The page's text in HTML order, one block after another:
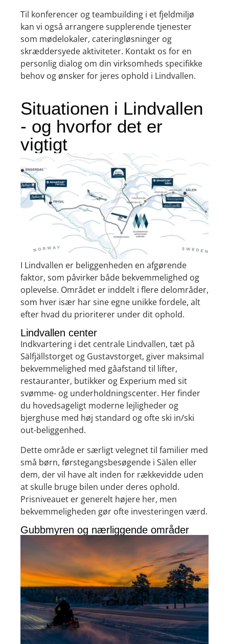
Til konferencer og teambuilding i et fjeldmiljø
kan vi også arrangere supplerende tjenester
som mødelokaler, cateringløsninger og
skræddersyede aktiviteter. Kontakt os for en
personlig dialog om din virksomheds specifikke
behov og ønsker for jeres ophold i Lindvallen.
Situationen i Lindvallen
- og hvorfor det er
vigtigt
I Lindvallen er beliggenheden en afgørende
faktor, som påvirker både bekvemmelighed og
oplevelse. Området er inddelt i flere delområder,
som hver især har sine egne unikke fordele, alt
efter hvad du prioriterer under dit ophold.
Lindvallen center
Indkvartering i det centrale Lindvallen, tæt på
Sälfjällstorget og Gustavstorget, giver maksimal
bekvemmelighed med gåafstand til lifter,
restauranter, butikker og Experium med sit
svømme- og underholdningscenter. Her finder
du hovedsageligt moderne lejligheder og
bjerghuse med høj standard og ofte ski in/ski
out-beliggenhed.
Dette område er særligt velegnet til familier med
små børn, førstegangsbesøgende i Sälen eller
dem, der vil have alt inden for rækkevidde uden
at skulle bruge bilen under deres ophold.
Prisniveauet er generelt højere her, men
bekvemmeligheden gør ofte investeringen værd.
Gubbmyren og nærliggende områder